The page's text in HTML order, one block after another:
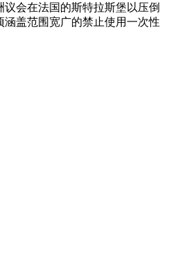
议会在法国的斯特拉斯堡以压倒
涵盖范围宽广的禁止使用一次性